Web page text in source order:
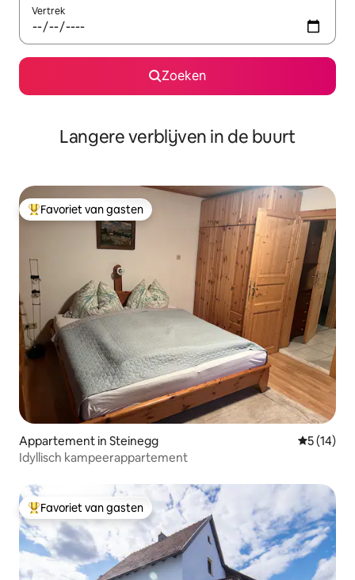
Vertrek
Zoeken
Langere verblijven in de buurt
Topfavoriet van gasten
Favoriet van gasten
Appartement in Steinegg
5 (14)
Idyllisch kampeerappartement
Topfavoriet van gasten
Favoriet van gasten